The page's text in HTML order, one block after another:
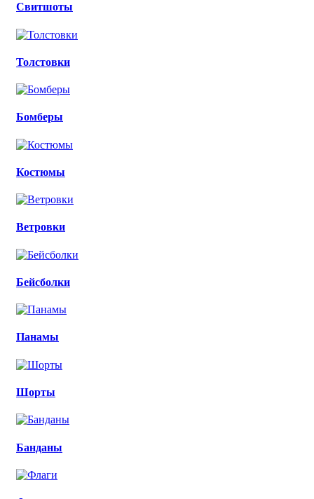
Свитшоты
Толстовки
Бомберы
Костюмы
Ветровки
Бейсболки
Панамы
Шорты
Банданы